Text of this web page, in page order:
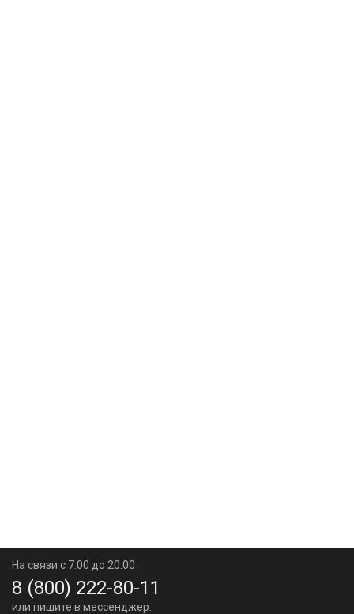
На связи с 7:00 до 20:00
8 (800) 222-80-11
или пишите в мессенджер: